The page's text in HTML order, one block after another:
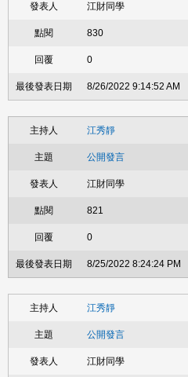
江財同學
830
0
8/26/2022 9:14:52 AM
江秀靜
公開發言
江財同學
821
0
8/25/2022 8:24:24 PM
江秀靜
公開發言
江財同學